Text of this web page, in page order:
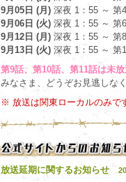
9月05日 (月) 深夜 1：55 ～ 第
9月06日 (火) 深夜 1：55 ～ 第
9月12日 (月) 深夜 1：55 ～ 第
9月13日 (火) 深夜 1：55 ～ 第
第9話、第10話、第11話は未放
みなさま、どうぞお見逃しな
※ 放送は関東ローカルのみで
放送延期に関するお知らせ